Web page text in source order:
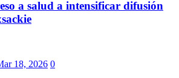
a salud a intensificar difusión
18, 2026 0